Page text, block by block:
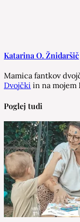
Katarina O. Žnidaršič
Mamica fantkov
Dvojčki in na mojem
Poglej tudi